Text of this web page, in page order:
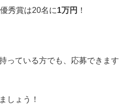
優秀賞は20名に1万円 ！
っている方でも、応募できます
しょう！